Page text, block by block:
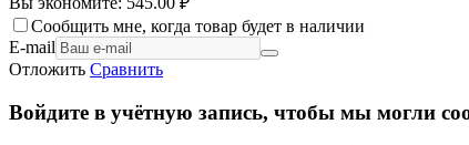
Сообщить мне, когда товар будет в наличии
E-mail
Отложить Сравнить
Войдите в учётную запись, чтобы мы могли